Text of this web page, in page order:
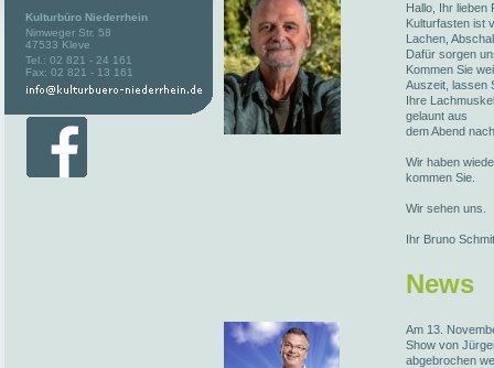
Kulturbüro Niederrhein
Nimweger Str. 58
47533 Kleve
Tel.: 02 821 - 24 161
Fax: 02 821 - 13 161
Hallo, Ihr lieben
Kulturfasten ist
Lachen,
Dafür sorgen
Kommen Sie
Auszeit, lassen
Ihre
gelaunt aus
dem Abend
Wir haben
kommen Sie.
Wir sehen uns.
Ihr Bruno
News
Am 13.
Show von
abgebrochen